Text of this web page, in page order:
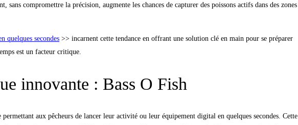
sans compromettre la précision, augmente les chances de capturer des poissons actifs dans des zones
quelques secondes >> incarnent cette tendance en offrant une solution clé en main pour se préparer
est un facteur critique.
innovante : Bass O Fish
aux pêcheurs de lancer leur activité ou leur équipement digital en quelques secondes. Cette